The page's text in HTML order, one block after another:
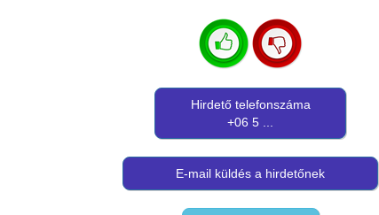
Hirdető telefonszáma
+06 5 ...
E-mail küldés a hirdetőnek